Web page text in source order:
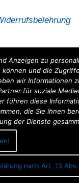
Anzeigen zu
und die
wir Informationen
für soziale
führen diese
die Sie ihnen
der Dienste
nach Art. 13 Abs.